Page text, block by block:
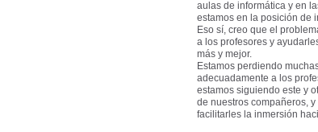
aulas de informática y en
estamos en la posición de
Eso sí, creo que el
a los profesores y
más y mejor.
Estamos perdiendo
adecuadamente a los
estamos siguiendo este y
de nuestros compañeros,
facilitarles la inmersión